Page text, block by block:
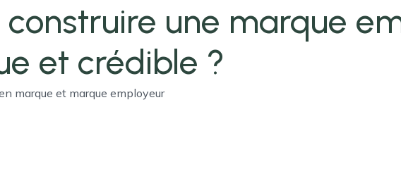
une marque
et crédible ?
marque et marque employeur